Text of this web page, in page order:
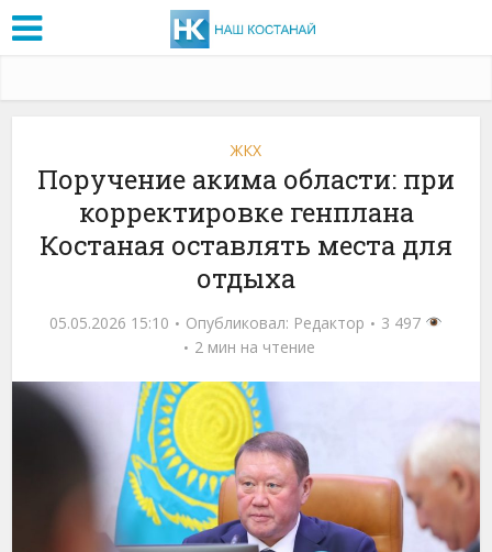
ЖКХ
Поручение акима области: при
корректировке генплана
Костаная оставлять места для
отдыха
05.05.2026 15:10 Опубликовал: Редактор
3 497
2 мин на чтение